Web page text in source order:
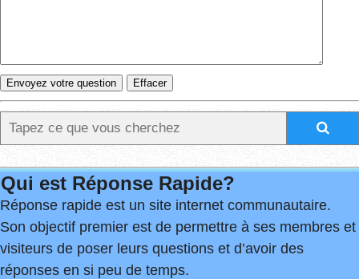
Qui est Réponse Rapide?
Réponse rapide est un site internet communautaire.
Son objectif premier est de permettre à ses membres et
visiteurs de poser leurs questions et d’avoir des
réponses en si peu de temps.